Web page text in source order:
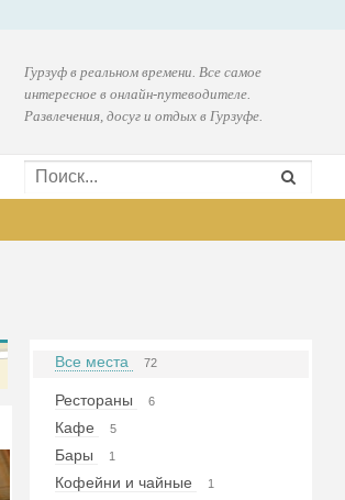
Гурзуф в реальном времени. Все самое
интересное в онлайн-путеводителе.
Развлечения, досуг и отдых в Гурзуфе.
Все места 72
Рестораны 6
Кафе 5
Бары 1
Кофейни и чайные 1